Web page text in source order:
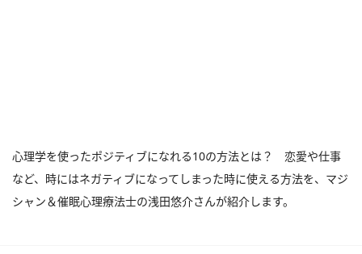
心理学を使ったポジティブになれる10の方法とは？ 恋愛や仕事
など、時にはネガティブになってしまった時に使える方法を、マジ
シャン＆催眠心理療法士の浅田悠介さんが紹介します。